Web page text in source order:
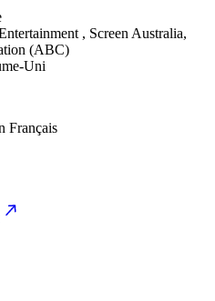
, Screen Australia,
(ABC)
Uni
Français